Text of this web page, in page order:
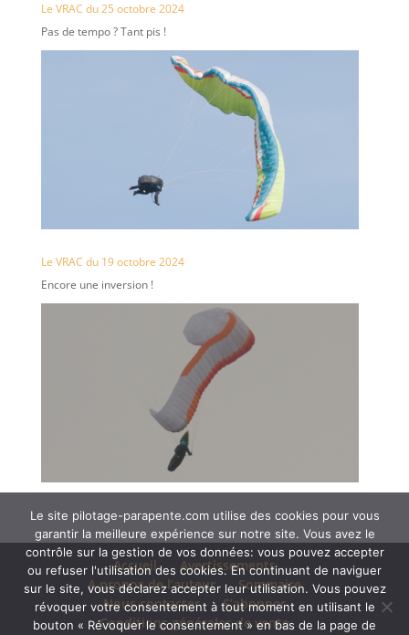
Le VRAC du 25 octobre 2024
Pas de tempo ? Tant pis !
Le VRAC du 19 octobre 2024
Encore une inversion !
Accueil
Avertissements
A propos de l’auteur
Sommaire
Nous contacter
S’abonner
Conditions générales de vente
Le site pilotage-parapente.com utilise des cookies pour vous
garantir la meilleure expérience sur notre site. Vous avez le
contrôle sur la gestion de vos données: vous pouvez accepter
ou refuser l'utilisation des cookies. En continuant de naviguer
sur le site, vous déclarez accepter leur utilisation. Vous pouvez
révoquer votre consentement à tout moment en utilisant le
bouton « Révoquer le consentement » en bas de la page de